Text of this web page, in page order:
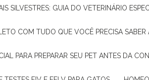
SILVESTRES: GUIA DO VETERINÁRIO
COM TUDO QUE VOCÊ PRECISA SABER
PARA PREPARAR SEU PET ANTES DA